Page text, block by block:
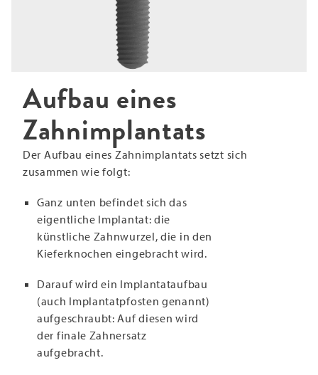
Aufbau eines
Zahnimplantats
Der Aufbau eines Zahnimplantats setzt sich
zusammen wie folgt:
Ganz unten befindet sich das
eigentliche Implantat: die
künstliche Zahnwurzel, die in den
Kieferknochen eingebracht wird.
Darauf wird ein Implantataufbau
(auch Implantatpfosten genannt)
aufgeschraubt: Auf diesen wird
der finale Zahnersatz
aufgebracht.